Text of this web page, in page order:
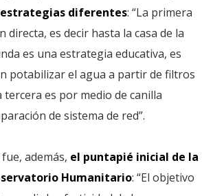
diferentes: “La primera
directa, es decir hasta la casa de la
es una estrategia educativa, es
potabilizar el agua a partir de filtros
tercera es por medio de canilla
de sistema de red”.
además, el puntapié inicial de la
Humanitario: “El objetivo